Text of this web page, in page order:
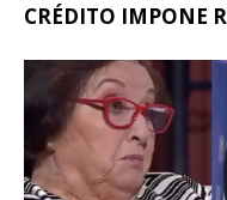
CRÉDITO IMPONE